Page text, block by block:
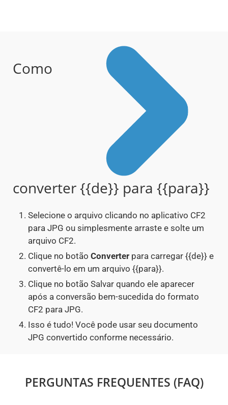
Como
converter {{de}} para {{para}}
Selecione o arquivo clicando no aplicativo CF2
para JPG ou simplesmente arraste e solte um
arquivo CF2.
Clique no botão Converter para carregar {{de}} e
convertê-lo em um arquivo {{para}}.
Clique no botão Salvar quando ele aparecer
após a conversão bem-sucedida do formato
CF2 para JPG.
Isso é tudo! Você pode usar seu documento
JPG convertido conforme necessário.
PERGUNTAS FREQUENTES (FAQ)